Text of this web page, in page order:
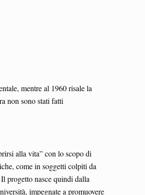
mentre al 1960 risale la
non sono stati fatti
alla vita” con lo scopo di
come in soggetti colpiti da
progetto nasce quindi dalla
impegnate a promuovere